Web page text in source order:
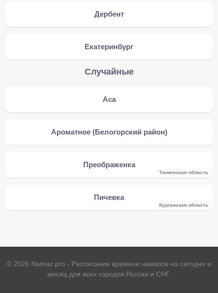
Дербент
Екатеринбург
Случайные
Аса
Ароматное (Белогорский район)
Преображенка
Тюменская область
Пичевка
Курганская область
© 2026 Namaz.pro - Расписание времени намазов на сегодня и
месяц для всех городов России и СНГ.